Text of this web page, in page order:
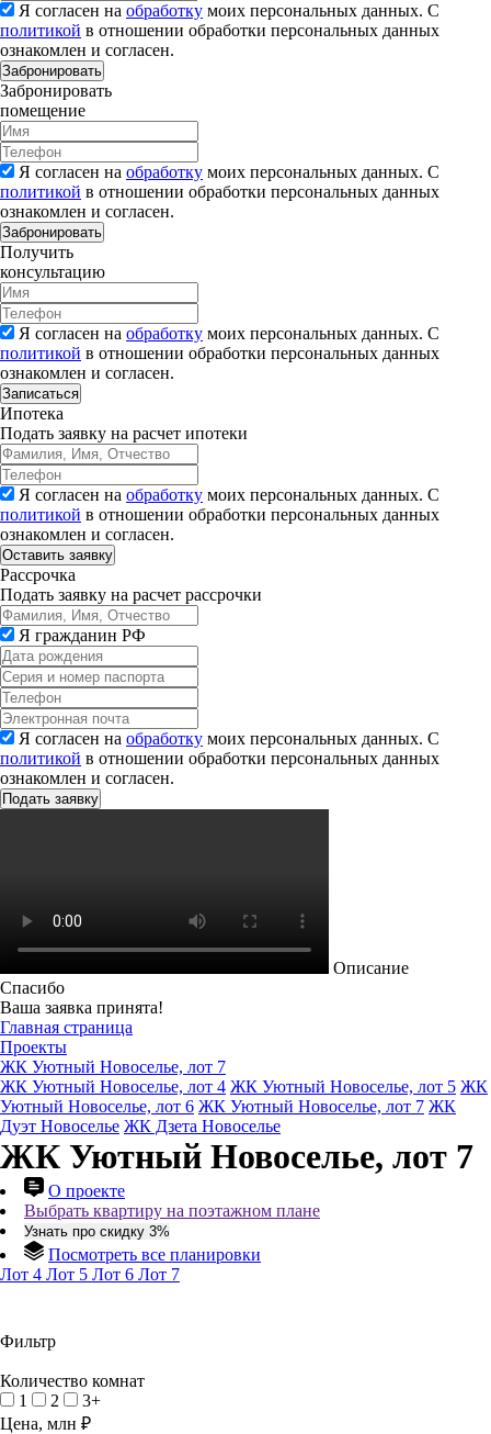
Я согласен на обработку моих персональных данных. С
политикой в отношении обработки персональных данных
ознакомлен и согласен.
Забронировать
Забронировать
помещение
Я согласен на обработку моих персональных данных. С
политикой в отношении обработки персональных данных
ознакомлен и согласен.
Забронировать
Получить
консультацию
Я согласен на обработку моих персональных данных. С
политикой в отношении обработки персональных данных
ознакомлен и согласен.
Записаться
Ипотека
Подать заявку на расчет ипотеки
Я согласен на обработку моих персональных данных. С
политикой в отношении обработки персональных данных
ознакомлен и согласен.
Рассрочка
Подать заявку на расчет рассрочки
Я гражданин РФ
Я согласен на обработку моих персональных данных. С
политикой в отношении обработки персональных данных
ознакомлен и согласен.
Описание
Спасибо
Ваша заявка принята!
Главная страница
Проекты
ЖК Уютный Новоселье, лот 7
ЖК Уютный Новоселье, лот 4 ЖК Уютный Новоселье, лот 5 ЖК
Уютный Новоселье, лот 6 ЖК Уютный Новоселье, лот 7 ЖК
Дуэт Новоселье ЖК Дзета Новоселье
ЖК Уютный Новоселье, лот 7
О проекте
Выбрать квартиру на поэтажном плане
Узнать про скидку 3%
Посмотреть все планировки
Лот 4 Лот 5 Лот 6 Лот 7
Фильтр
Количество комнат
1
2
3+
Цена, млн ₽